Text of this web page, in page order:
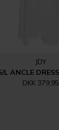
JDY
DKK 379,95